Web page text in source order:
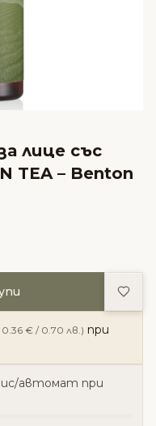
лице със
TEA – Benton
0.36 € / 0.70 лв.) при
автомат при